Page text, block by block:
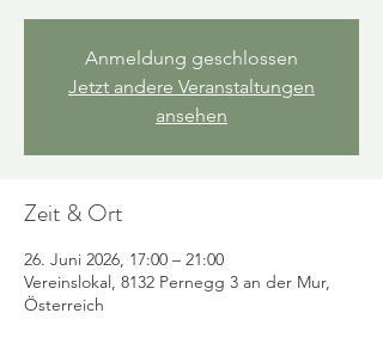
Anmeldung geschlossen
Jetzt andere Veranstaltungen
ansehen
Zeit & Ort
26. Juni 2026, 17:00 – 21:00
Vereinslokal, 8132 Pernegg 3 an der Mur,
Österreich